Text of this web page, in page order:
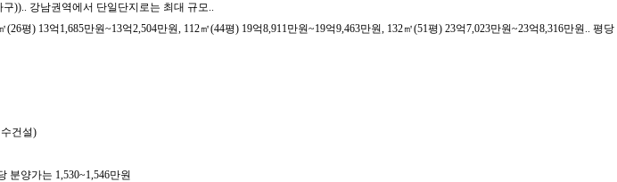
구)).. 강남권역에서 단일단지로는 최대 규모..
평) 13억1,685만원~13억2,504만원, 112㎡(44평) 19억8,911만원~19억9,463만원, 132㎡(51평) 23억7,023만원~23억8,316만원.. 평당
건설)
분양가는 1,530~1,546만원